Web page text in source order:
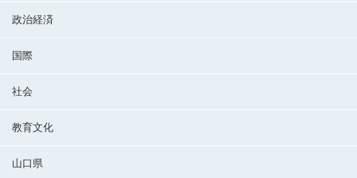
政治経済
国際
社会
教育文化
山口県